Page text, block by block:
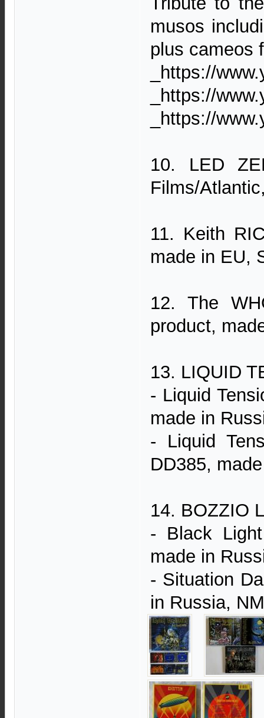
musos
plus cameos
_https://
_https://
_https://
10. LED
Films/
11. Keith
made in EU,
12. The
product,
13. LIQUID
- Liquid
made in
- ‎Liquid
DD385,
14. BOZZIO
- ‎Black
made in
- Situation
in Russia,